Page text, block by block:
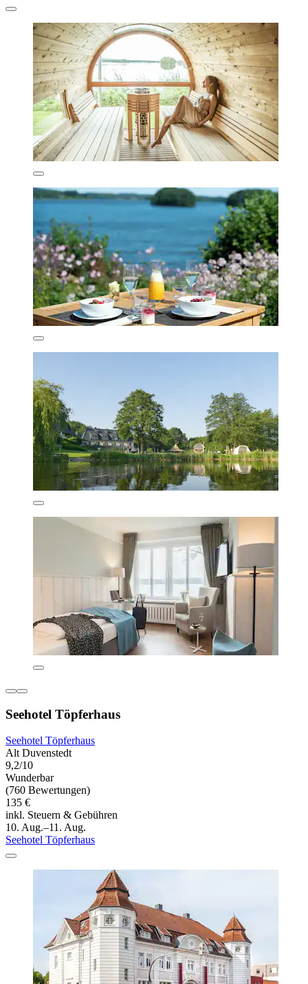
Seehotel Töpferhaus
Seehotel Töpferhaus
Alt Duvenstedt
9,2/10
Wunderbar
(760 Bewertungen)
135 €
inkl. Steuern & Gebühren
10. Aug.–11. Aug.
Seehotel Töpferhaus